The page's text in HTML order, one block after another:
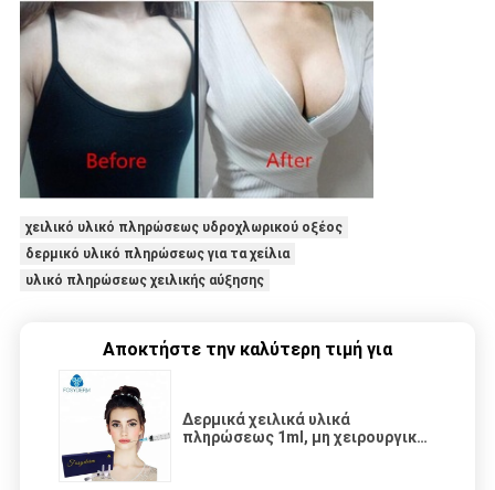
χειλικό υλικό πληρώσεως υδροχλωρικού οξέος
δερμικό υλικό πληρώσεως για τα χείλια
υλικό πληρώσεως χειλικής αύξησης
Αποκτήστε την καλύτερη τιμή για
Δερμικά χειλικά υλικά
πληρώσεως 1ml, μη χειρουργικό